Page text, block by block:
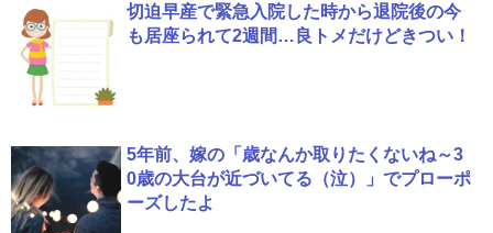
切迫早産で緊急入院した時から退院後の今
も居座られて2週間…良トメだけどきつい！
5年前、嫁の「歳なんか取りたくないね～3
0歳の大台が近づいてる（泣）」でプローポ
ーズしたよ